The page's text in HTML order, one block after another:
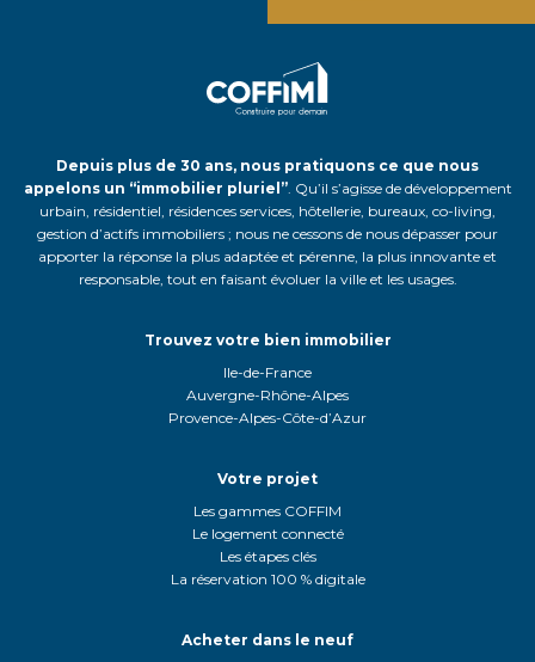
Depuis plus de 30 ans, nous pratiquons ce que nous
appelons un “immobilier pluriel”. Qu’il s’agisse de développement
urbain, résidentiel, résidences services, hôtellerie, bureaux, co-living,
gestion d’actifs immobiliers ; nous ne cessons de nous dépasser pour
apporter la réponse la plus adaptée et pérenne, la plus innovante et
responsable, tout en faisant évoluer la ville et les usages.
Trouvez votre bien immobilier
Ile-de-France
Auvergne-Rhône-Alpes
Provence-Alpes-Côte-d’Azur
Votre projet
Les gammes COFFIM
Le logement connecté
Les étapes clés
La réservation 100 % digitale
Acheter dans le neuf